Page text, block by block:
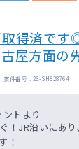
得済です
屋方面の
件番号 : 26-SH628764
トより
！JR沿いにあ
！